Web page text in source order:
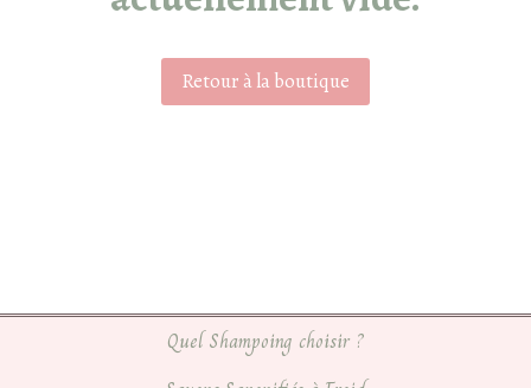
Retour à la boutique
Quel Shampoing choisir ?